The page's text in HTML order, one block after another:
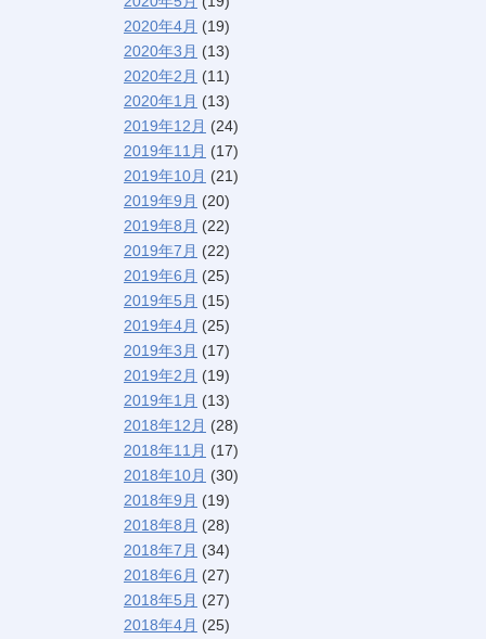
2020年4月 (19)
2020年3月 (13)
2020年2月 (11)
2020年1月 (13)
2019年12月 (24)
2019年11月 (17)
2019年10月 (21)
2019年9月 (20)
2019年8月 (22)
2019年7月 (22)
2019年6月 (25)
2019年5月 (15)
2019年4月 (25)
2019年3月 (17)
2019年2月 (19)
2019年1月 (13)
2018年12月 (28)
2018年11月 (17)
2018年10月 (30)
2018年9月 (19)
2018年8月 (28)
2018年7月 (34)
2018年6月 (27)
2018年5月 (27)
2018年4月 (25)